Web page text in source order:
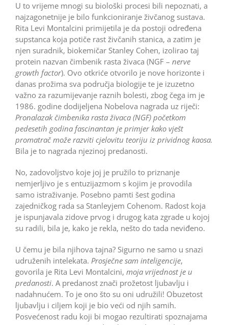
U to vrijeme mnogi su biološki procesi bili nepoznati, a
najzagonetnije je bilo funkcioniranje živčanog sustava.
Rita Levi Montalcini primijetila je da postoji određena
supstanca koja potiče rast živčanih stanica, a zatim je
njen suradnik, biokemičar Stanley Cohen, izolirao taj
protein nazvan čimbenik rasta živaca (NGF – nerve
growth factor). Ovo otkriće otvorilo je nove horizonte i
danas prožima sva područja biologije te je izuzetno
važno za razumijevanje raznih bolesti, zbog čega im je
1986. godine dodijeljena Nobelova nagrada uz riječi:
Pronalazak čimbenika rasta živaca (NGF) početkom
pedesetih godina fascinantan je primjer kako vješt
promatrač može razviti cjelovitu teoriju iz prividnog kaosa.
Bila je to nagrada njezinoj predanosti.
No, zadovoljstvo koje joj je pružilo to priznanje
nemjerljivo je s entuzijazmom s kojim je provodila
samo istraživanje. Posebno pamti šest godina
zajedničkog rada sa Stanleyjem Cohenom. Radost koja
je ispunjavala zidove prvog i drugog kata zgrade u kojoj
su radili, bila je, kako je rekla, nešto do tada neviđeno.
U čemu je bila njihova tajna? Sigurno ne samo u snazi
udruženih intelekata. Prosječne sam inteligencije,
govorila je Rita Levi Montalcini, moja vrijednost je u
predanosti. A predanost znači prožetost ljubavlju i
nadahnućem. To je ono što su oni udružili! Obuzetost
ljubavlju i ciljem koji je bio veći od njih samih.
Posvećenost radu koji bi mogao rezultirati spoznajama